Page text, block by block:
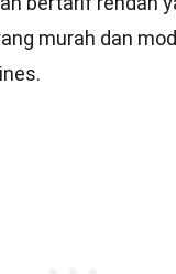
murah dan